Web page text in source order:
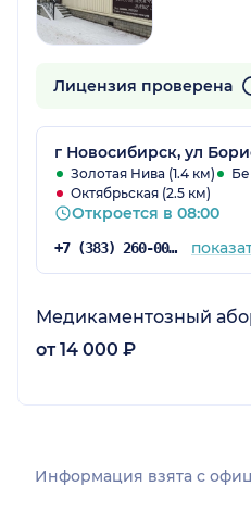
Лицензия проверена
г Новосибирск, ул
Золотая Нива (1.4 км)
Октябрьская (2.5 км)
Откроется в 08:00
+7 (383) 260-00-06
Медикаментозный
от 14 000 ₽
Информация взята c